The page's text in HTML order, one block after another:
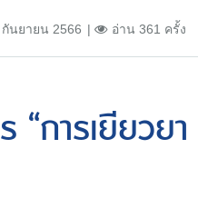
กันยายน 2566 อ่าน 361 ครั้ง
การเยียวยา